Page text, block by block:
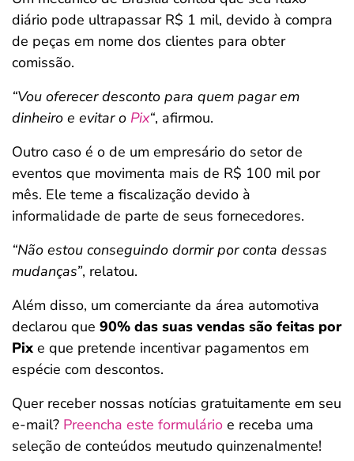
diário pode ultrapassar R$ 1 mil, devido à compra
de peças em nome dos clientes para obter
comissão.
“Vou oferecer desconto para quem pagar em
dinheiro e evitar o Pix“, afirmou.
Outro caso é o de um empresário do setor de
eventos que movimenta mais de R$ 100 mil por
mês. Ele teme a fiscalização devido à
informalidade de parte de seus fornecedores.
“Não estou conseguindo dormir por conta dessas
mudanças”, relatou.
Além disso, um comerciante da área automotiva
declarou que 90% das suas vendas são feitas por
Pix e que pretende incentivar pagamentos em
espécie com descontos.
Quer receber nossas notícias gratuitamente em seu
e-mail? Preencha este formulário e receba uma
seleção de conteúdos meutudo quinzenalmente!